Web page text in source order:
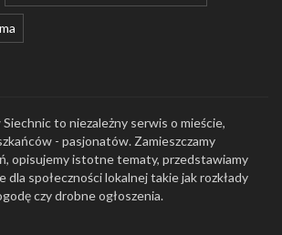
to niezależny serwis o mieście,
- pasjonatów. Zamieszczamy
opisujemy istotne tematy, przedstawiamy
dla społeczności lokalnej takie jak rozkłady
czy drobne ogłoszenia.